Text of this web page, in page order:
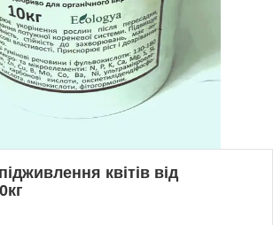
квітів від